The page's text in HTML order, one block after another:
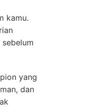
kamu.
yang
dan